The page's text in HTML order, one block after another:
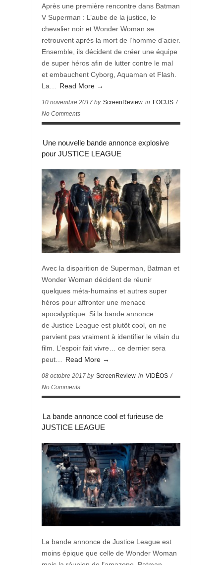
Après une première rencontre dans Batman
V Superman : L’aube de la justice, le
chevalier noir et Wonder Woman se
retrouvent après la mort de l’homme d’acier.
Ensemble, ils décident de créer une équipe
de super héros afin de lutter contre le mal
et embauchent Cyborg, Aquaman et Flash.
La…
Read More →
10 novembre 2017 by ScreenReview in FOCUS /
No Comments
Une nouvelle bande annonce explosive
pour JUSTICE LEAGUE
Avec la disparition de Superman, Batman et
Wonder Woman décident de réunir
quelques méta-humains et autres super
héros pour affronter une menace
apocalyptique. Si la bande annonce
de Justice League est plutôt cool, on ne
parvient pas vraiment à identifier le vilain du
film. L’espoir fait vivre… ce dernier sera
peut…
Read More →
08 octobre 2017 by ScreenReview in VIDÉOS /
No Comments
La bande annonce cool et furieuse de
JUSTICE LEAGUE
La bande annonce de Justice League est
moins épique que celle de Wonder Woman